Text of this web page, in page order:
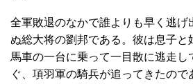
全軍敗退のなかで誰よりも早く逃げ
ぬ総大将の劉邦である。彼は息子と
馬車の一台に乗って一目散に逃走し
ぐ、項羽軍の騎兵が追ってきたので